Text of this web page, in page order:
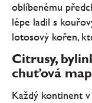
oblíbenému
lépe ladil s
lotosový kořen,
Citrusy,
chuťová
Každý kontinent